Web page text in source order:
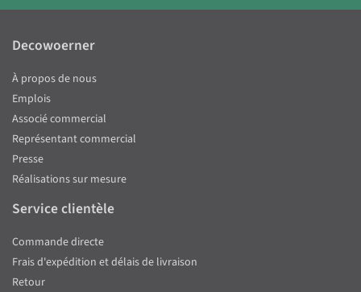
Decowoerner
À propos de nous
Emplois
Associé commercial
Représentant commercial
Presse
Réalisations sur mesure
Service clientèle
Commande directe
Frais d'expédition et délais de livraison
Retour